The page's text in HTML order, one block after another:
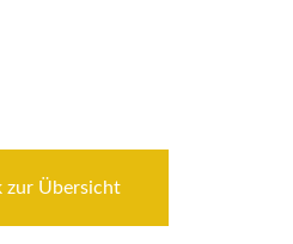
zur Übersicht